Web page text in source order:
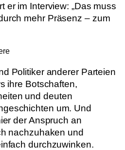
er im Interview: „Das muss
mehr Präsenz – zum
Politiker anderer Parteien
ihre Botschaften,
und deuten
um. Und
der Anspruch an
nachzuhaken und
durchzuwinken.